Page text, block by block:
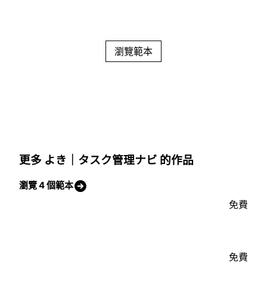
瀏覽範本
更多 よき｜タスク管理ナビ 的作品
瀏覽 4 個範本
免費
免費